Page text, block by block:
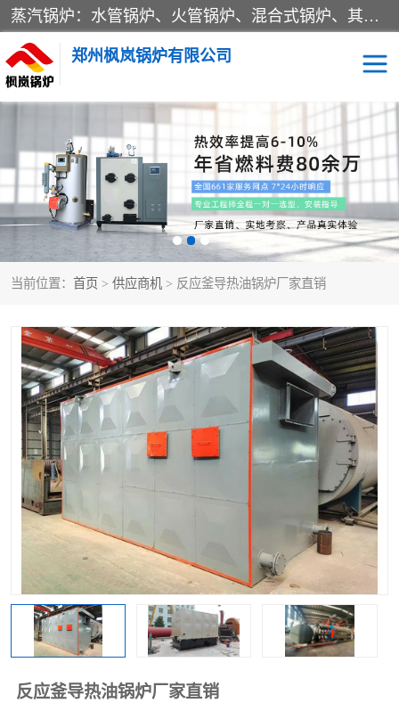
蒸汽锅炉：水管锅炉、火管锅炉、混合式锅炉、其他蒸汽锅炉； 热水锅炉：家用型集中供暖用热水锅炉、其他热水锅炉； 有机热载体锅炉； 船用蒸汽锅炉； （锅炉用辅助设备及装置）蒸汽冷凝器：表面冷凝器、混合式冷凝器、空冷式冷凝器、其他蒸汽冷凝器； 锅炉用辅助设备：节热器、蒸汽收集器、蓄能器、烟垢清除器、气体回收器、泥渣刮除器、空气预热器、其他锅炉用辅助设备；
郑州枫岚锅炉有限公司
当前位置： 首页 > 供应商机 > 反应釜导热油锅炉厂家直销
反应釜导热油锅炉厂家直销